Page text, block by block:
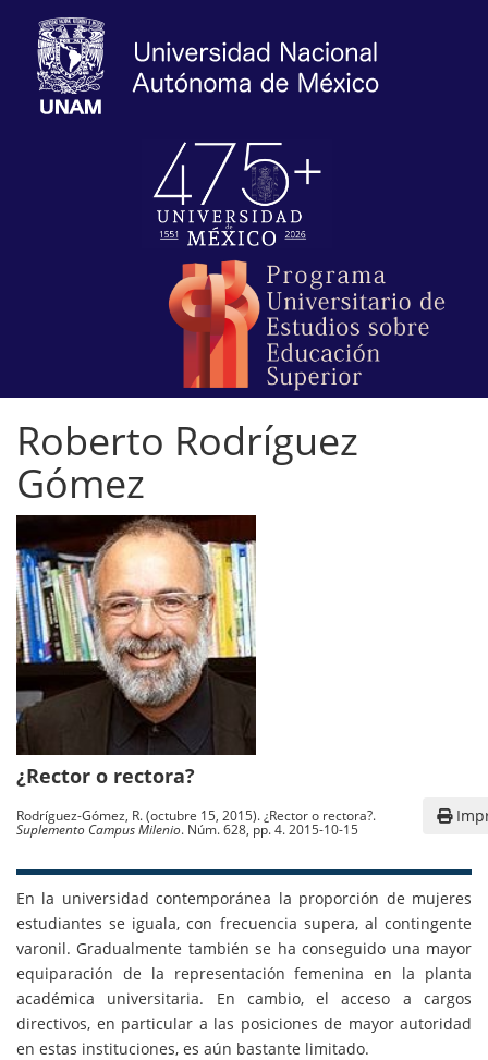
Roberto Rodríguez
Gómez
¿Rector o rectora?
Rodríguez-Gómez, R. (octubre 15, 2015). ¿Rector o rectora?.
Suplemento Campus Milenio. Núm. 628, pp. 4. 2015-10-15
En la universidad contemporánea la proporción de mujeres
estudiantes se iguala, con frecuencia supera, al contingente
varonil. Gradualmente también se ha conseguido una mayor
equiparación de la representación femenina en la planta
académica universitaria. En cambio, el acceso a cargos
directivos, en particular a las posiciones de mayor autoridad
en estas instituciones, es aún bastante limitado.